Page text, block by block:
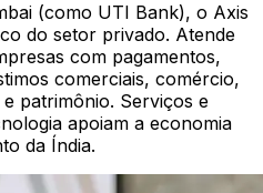
(como UTI Bank), o Axis
do setor privado. Atende
com pagamentos,
comerciais, comércio,
patrimônio. Serviços e
apoiam a economia
da Índia.